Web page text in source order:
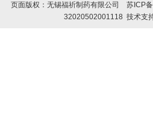
页面版权：无锡福祈制药有限公司 苏ICP
32020502001118 技术支